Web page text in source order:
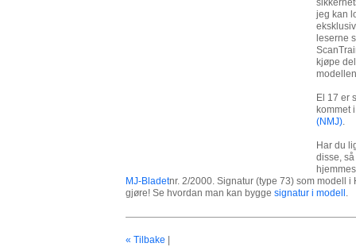
jeg kan
leserne
kjøpe
El 17 er
kommet
(NMJ).
Har du
disse,
MJ-Bladetnr. 2/2000. Signatur (type 73) som modell
gjøre! Se hvordan man kan byggesignatur i modell .
« Tilbake